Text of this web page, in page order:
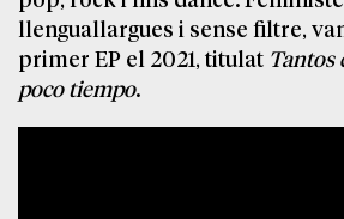
llenguallargues i sense filtre,
primer EP el 2021, titulat Tantos
poco tiempo.